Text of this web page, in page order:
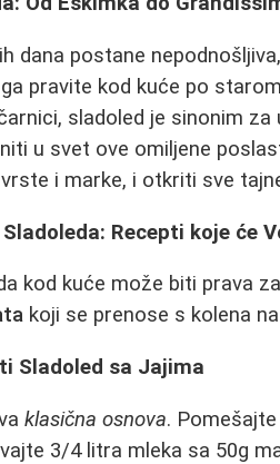
dana postane
pravite kod kuće po
sladoled je sinonim
u svet ove omiljene
i marke, i otkriti sve
Recepti koje će
kod kuće može biti prava
koji se prenose s kolena
Sladoled sa Jajima
klasična osnova.
3/4 litra mleka sa 50g